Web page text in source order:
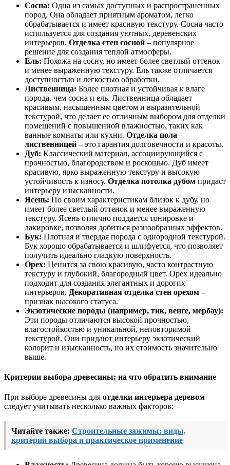
Сосна: Одна из самых доступных и распространенных
пород. Она обладает приятным ароматом, легко
обрабатывается и имеет красивую текстуру. Сосна часто
используется для создания уютных, деревенских
интерьеров. Отделка стен сосной – популярное
решение для создания теплой атмосферы.
Ель: Похожа на сосну, но имеет более светлый оттенок
и менее выраженную текстуру. Ель также отличается
доступностью и легкостью обработки.
Лиственница: Более плотная и устойчивая к влаге
порода, чем сосна и ель. Лиственница обладает
красивым, насыщенным цветом и выразительной
текстурой, что делает ее отличным выбором для отделки
помещений с повышенной влажностью, таких как
ванные комнаты или кухни. Отделка пола
лиственницей – это гарантия долговечности и красоты.
Дуб: Классический материал, ассоциирующийся с
прочностью, благородством и роскошью. Дуб имеет
красивую, ярко выраженную текстуру и высокую
устойчивость к износу. Отделка потолка дубом придаст
интерьеру изысканности.
Ясень: По своим характеристикам близок к дубу, но
имеет более светлый оттенок и менее выраженную
текстуру. Ясень отлично поддается тонировке и
лакировке, позволяя добиться разнообразных эффектов.
Бук: Плотная и твердая порода с однородной текстурой.
Бук хорошо обрабатывается и шлифуется, что позволяет
получить идеально гладкую поверхность.
Орех: Ценится за свою красивую, часто контрастную
текстуру и глубокий, благородный цвет. Орех идеально
подходит для создания элегантных и дорогих
интерьеров. Декоративная отделка стен орехом –
признак высокого статуса.
Экзотические породы (например, тик, венге, мербау):
Эти породы отличаются высокой прочностью,
влагостойкостью и уникальной, неповторимой
текстурой. Они придают интерьеру экзотический
колорит и изысканность, но их стоимость значительно
выше.
Критерии выбора древесины: на что обратить внимание
При выборе древесины для отделки интерьера деревом
следует учитывать несколько важных факторов:
Читайте также: Строительные зажимы: виды,
критерии выбора и практическое применение